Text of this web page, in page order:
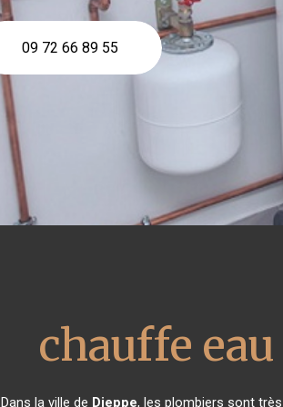
09 72 66 89 55
chauffe
Dans la ville de Dieppe, les plombiers sont